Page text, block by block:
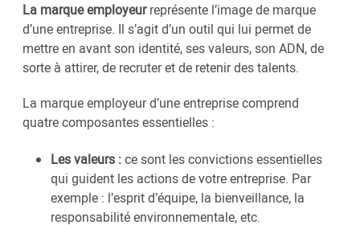
La marque employeurreprésente l’image de marque
d’une entreprise. Il s’agit d’un outil qui lui permet de
mettre en avant son identité, ses valeurs, son ADN, de
sorte à attirer, de recruter et de retenir des talents.
La marque employeur d’une entreprise comprend
quatre composantes essentielles :
Les valeurs :ce sont les convictions essentielles
qui guident les actions de votre entreprise. Par
exemple : l’esprit d’équipe, la bienveillance, la
responsabilité environnementale, etc.